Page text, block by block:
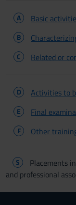
A Basic
B
C Related or
D Activities to
E Final
F Other
S
Placements
and professional